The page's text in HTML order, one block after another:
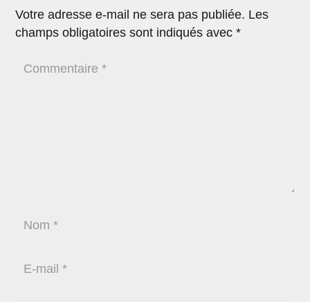
Votre adresse e-mail ne sera pas publiée. Les
champs obligatoires sont indiqués avec*